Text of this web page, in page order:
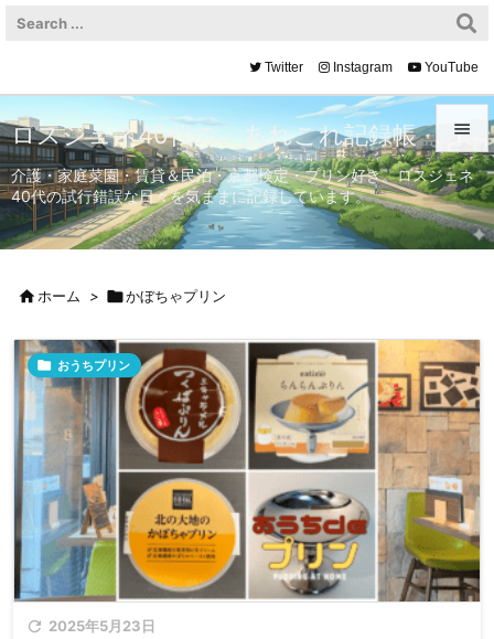


メニュ

サイド

次へ

検索
Twitter Instagram YouTube
ロスジェネ40代の、あれこれ記録帳
介護・家庭菜園・賃貸＆民泊・京都検定・プリン好き。ロスジェネ
40代の試行錯誤な日々を気ままに記録しています。
ホーム > かぼちゃプリン
 2025年5月23日
 おうちプリン